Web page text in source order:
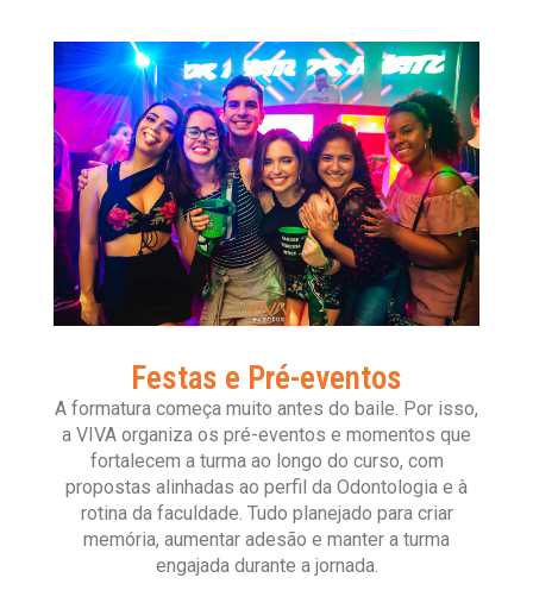
Festas e Pré-eventos
A formatura começa muito antes do baile. Por isso,
a VIVA organiza os pré-eventos e momentos que
fortalecem a turma ao longo do curso, com
propostas alinhadas ao perfil da Odontologia e à
rotina da faculdade. Tudo planejado para criar
memória, aumentar adesão e manter a turma
engajada durante a jornada.